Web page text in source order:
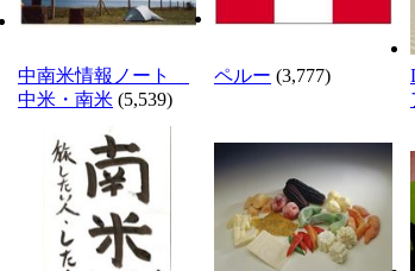
中南米情報ノート
中米・南米 (5,539)
ペルー (3,777)